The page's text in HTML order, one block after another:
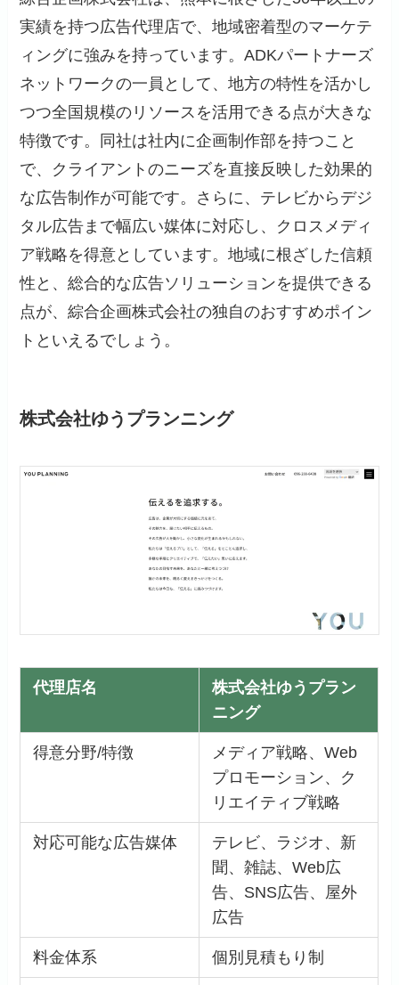
実績を持つ広告代理店で、地域密着型のマーケテ
ィングに強みを持っています。ADKパートナーズ
ネットワークの一員として、地方の特性を活かし
つつ全国規模のリソースを活用できる点が大きな
特徴です。同社は社内に企画制作部を持つこと
で、クライアントのニーズを直接反映した効果的
な広告制作が可能です。さらに、テレビからデジ
タル広告まで幅広い媒体に対応し、クロスメディ
ア戦略を得意としています。地域に根ざした信頼
性と、総合的な広告ソリューションを提供できる
点が、綜合企画株式会社の独自のおすすめポイン
トといえるでしょう。
株式会社ゆうプランニング
代理店名
株式会社ゆうプラン
ニング
得意分野/特徴
メディア戦略、Web
プロモーション、ク
リエイティブ戦略
対応可能な広告媒体
テレビ、ラジオ、新
聞、雑誌、Web広
告、SNS広告、屋外
広告
料金体系 個別見積もり制